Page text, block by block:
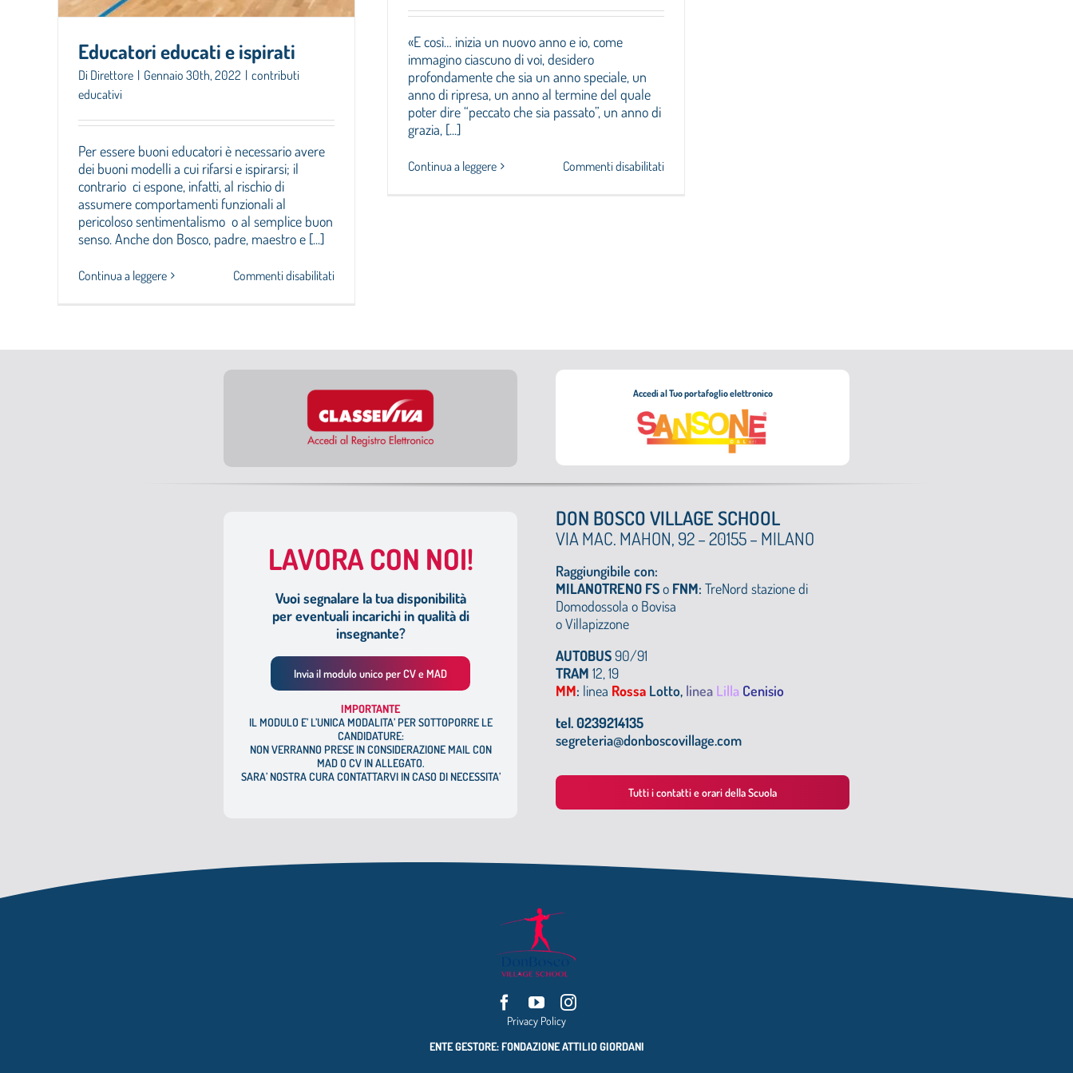
Educatori educati e ispirati
Di Direttore | Gennaio 30th, 2022 | contributi
educativi
Per essere buoni educatori è necessario avere
dei buoni modelli a cui rifarsi e ispirarsi; il
contrario ci espone, infatti, al rischio di
assumere comportamenti funzionali al
pericoloso sentimentalismo o al semplice buon
senso. Anche don Bosco, padre, maestro e [...]
Continua a leggere Commenti disabilitatisu
«E così… inizia un nuovo anno e io, come
immagino ciascuno di voi, desidero
profondamente che sia un anno speciale, un
anno di ripresa, un anno al termine del quale
poter dire “peccato che sia passato”, un anno di
grazia, [...]
Continua a leggere Commenti disabilitatisu
Accedi al Tuo portafoglio elettronico
LAVORA CON NOI!
Vuoi segnalare la tua disponibilità
per eventuali incarichi in qualità di
insegnante?
Invia il modulo unico per CV e MAD
IMPORTANTE
IL MODULO E’ L’UNICA MODALITA’ PER SOTTOPORRE LE
CANDIDATURE:
NON VERRANNO PRESE IN CONSIDERAZIONE MAIL CON
MAD O CV IN ALLEGATO.
SARA’ NOSTRA CURA CONTATTARVI IN CASO DI NECESSITA’
DON BOSCO VILLAGE SCHOOL
VIA MAC. MAHON, 92 – 20155 – MILANO
Raggiungibile con:
MILANOTRENO FSoFNM: TreNord stazione di
Domodossola o Bovisa
o Villapizzone
AUTOBUS90/91
TRAM 12, 19
MM: linea RossaLotto, linea Lilla Cenisio
tel. 0239214135
segreteria@donboscovillage.com
Tutti i contatti e orari della Scuola
Privacy Policy
ENTE GESTORE: FONDAZIONE ATTILIO GIORDANI